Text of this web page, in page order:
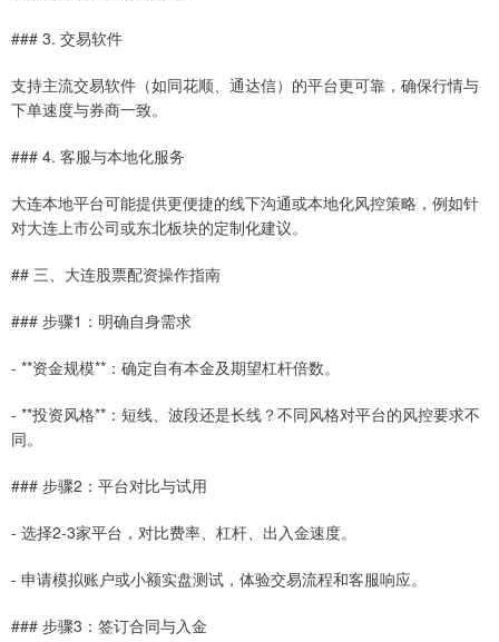
### 3. 交易软件
支持主流交易软件（如同花顺、通达信）的平台更可靠，确保行情与
下单速度与券商一致。
### 4. 客服与本地化服务
大连本地平台可能提供更便捷的线下沟通或本地化风控策略，例如针
对大连上市公司或东北板块的定制化建议。
## 三、大连股票配资操作指南
### 步骤1：明确自身需求
- **资金规模**：确定自有本金及期望杠杆倍数。
- **投资风格**：短线、波段还是长线？不同风格对平台的风控要求不
同。
### 步骤2：平台对比与试用
- 选择2-3家平台，对比费率、杠杆、出入金速度。
- 申请模拟账户或小额实盘测试，体验交易流程和客服响应。
### 步骤3：签订合同与入金